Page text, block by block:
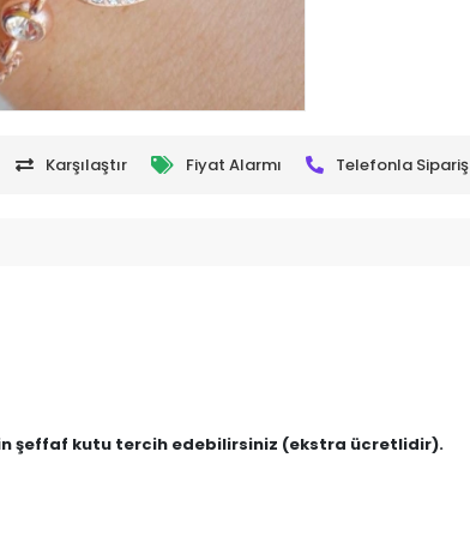
Karşılaştır Fiyat Alarmı Telefonla Sipariş
şeffaf kutu tercih edebilirsiniz (ekstra ücretlidir).